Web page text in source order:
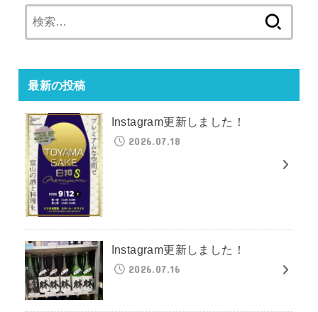
索:
最新の投稿
Instagram更新しました！
2026.07.18
Instagram更新しました！
2026.07.16